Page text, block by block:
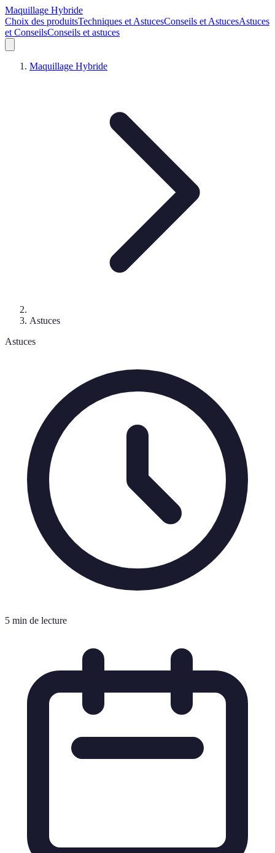
Maquillage Hybride
Choix des produitsTechniques et AstucesConseils et AstucesAstuces
et ConseilsConseils et astuces
Maquillage Hybride
Astuces
Astuces
5 min de lecture